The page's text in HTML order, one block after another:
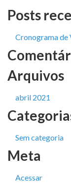
Posts
Cronograma de
Arquivos
abril 2021
Sem categoria
Meta
Acessar